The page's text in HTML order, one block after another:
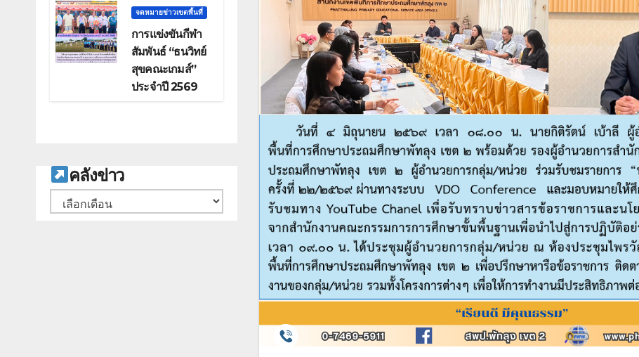
จดหมายข่าวเขตพื้นที่
การแข่งขันกีฬา
สัมพันธ์ “ธนวิทย์
สุขคณะเกมส์”
ประจำปี 2569
คลังข่าว
คลัง